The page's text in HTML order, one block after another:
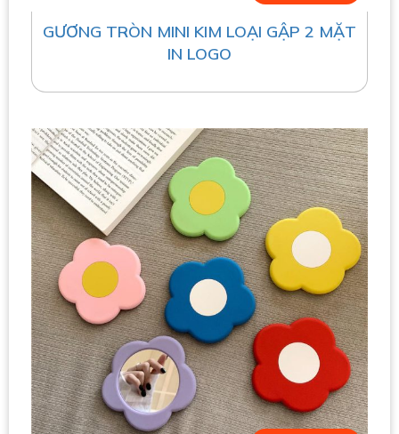
GƯƠNG TRÒN MINI KIM LOẠI GẬP 2 MẶT
IN LOGO